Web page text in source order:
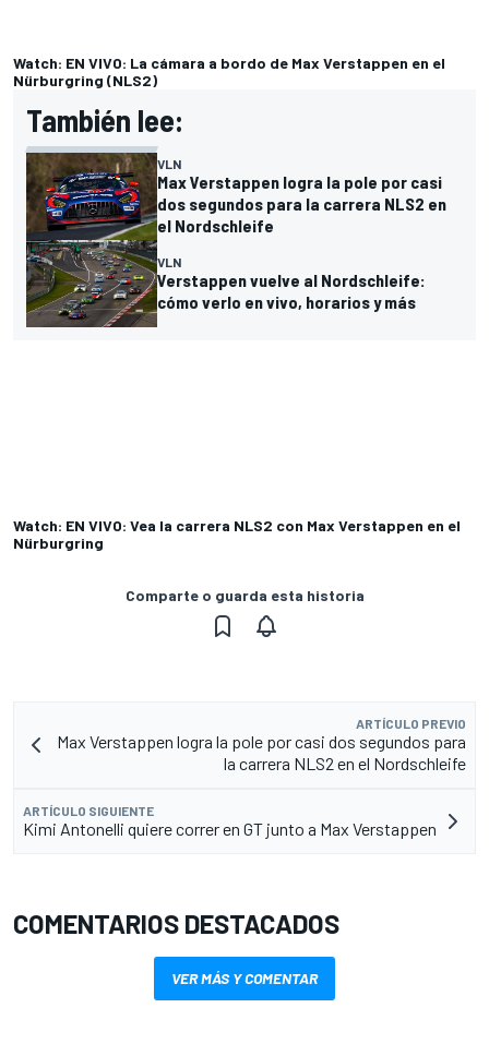
Watch: EN VIVO: La cámara a bordo de Max Verstappen en el
Nürburgring (NLS2)
También lee:
VLN
Max Verstappen logra la pole por casi
dos segundos para la carrera NLS2 en
el Nordschleife
VLN
Verstappen vuelve al Nordschleife:
cómo verlo en vivo, horarios y más
Watch: EN VIVO: Vea la carrera NLS2 con Max Verstappen en el
Nürburgring
Comparte o guarda esta historia
ARTÍCULO PREVIO
Max Verstappen logra la pole por casi dos segundos para
la carrera NLS2 en el Nordschleife
ARTÍCULO SIGUIENTE
Kimi Antonelli quiere correr en GT junto a Max Verstappen
COMENTARIOS DESTACADOS
VER MÁS Y COMENTAR